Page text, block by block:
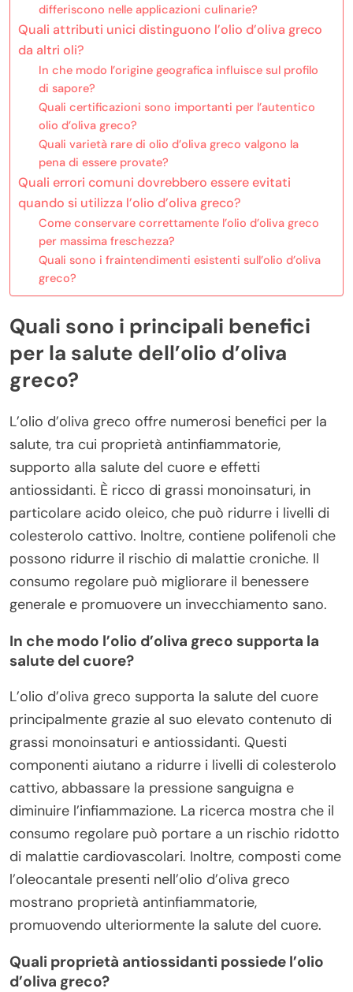
differiscono nelle applicazioni culinarie?
Quali attributi unici distinguono l’olio d’oliva greco
da altri oli?
In che modo l’origine geografica influisce sul profilo
di sapore?
Quali certificazioni sono importanti per l’autentico
olio d’oliva greco?
Quali varietà rare di olio d’oliva greco valgono la
pena di essere provate?
Quali errori comuni dovrebbero essere evitati
quando si utilizza l’olio d’oliva greco?
Come conservare correttamente l’olio d’oliva greco
per massima freschezza?
Quali sono i fraintendimenti esistenti sull’olio d’oliva
greco?
Quali sono i principali benefici
per la salute dell’olio d’oliva
greco?
L’olio d’oliva greco offre numerosi benefici per la
salute, tra cui proprietà antinfiammatorie,
supporto alla salute del cuore e effetti
antiossidanti. È ricco di grassi monoinsaturi, in
particolare acido oleico, che può ridurre i livelli di
colesterolo cattivo. Inoltre, contiene polifenoli che
possono ridurre il rischio di malattie croniche. Il
consumo regolare può migliorare il benessere
generale e promuovere un invecchiamento sano.
In che modo l’olio d’oliva greco supporta la
salute del cuore?
L’olio d’oliva greco supporta la salute del cuore
principalmente grazie al suo elevato contenuto di
grassi monoinsaturi e antiossidanti. Questi
componenti aiutano a ridurre i livelli di colesterolo
cattivo, abbassare la pressione sanguigna e
diminuire l’infiammazione. La ricerca mostra che il
consumo regolare può portare a un rischio ridotto
di malattie cardiovascolari. Inoltre, composti come
l’oleocantale presenti nell’olio d’oliva greco
mostrano proprietà antinfiammatorie,
promuovendo ulteriormente la salute del cuore.
Quali proprietà antiossidanti possiede l’olio
d’oliva greco?